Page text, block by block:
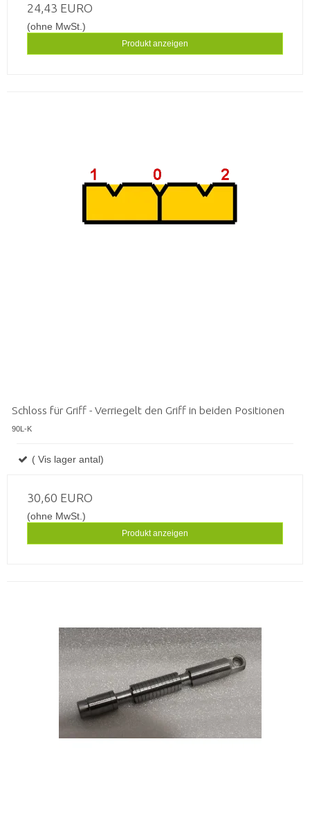
24,43 EURO
(ohne MwSt.)
Produkt anzeigen
Schloss für Griff - Verriegelt den Griff in beiden Positionen
90L-K
( Vis lager antal)
30,60 EURO
(ohne MwSt.)
Produkt anzeigen